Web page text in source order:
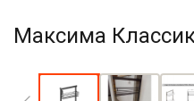
Максима